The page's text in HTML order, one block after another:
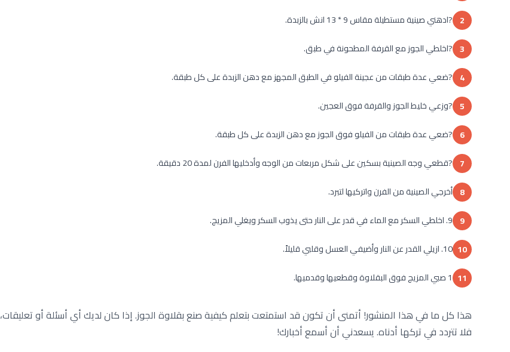
2 ?ادهني صينية مستطيلة مقاس 9 * 13 انش بالزبدة.
3 ?اخلطي الجوز مع القرفة المطحونة في طبق.
4 ?ضعي عدة طبقات من عجينة الفيلو في الطبق المجهز مع دهن الزبدة على كل طبقة.
5 ?وزعي خليط الجوز والقرفة فوق العجين.
6 ?ضعي عدة طبقات من الفيلو فوق الجوز مع دهن الزبدة على كل طبقة.
7 ?قطعي وجه الصينية بسكين على شكل مربعات من الوجه وأدخليها الفرن لمدة 20 دقيقة.
8 أخرجي الصينية من الفرن واتركيها لتبرد.
9 9. اخلطي السكر مع الماء في قدر على النار حتى يذوب السكر ويغلي المزيج.
10 10. ازيلي القدر عن النار وأضيفي العسل وقلبي قليلاً.
11 1 صبي المزيج فوق البقلاوة وقطعيها وقدميها.
هذا كل ما في هذا المنشور! أتمنى أن تكون قد استمتعت بتعلم كيفية صنع بقلاوة الجوز. إذا كان لديك أي أسئلة أو تعليقات،
فلا تتردد في تركها أدناه. يسعدني أن أسمع أخبارك!